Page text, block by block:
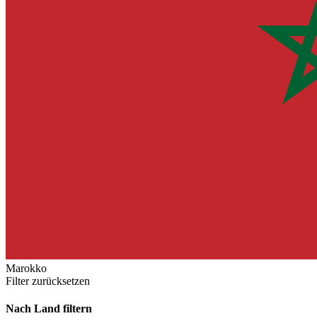
Marokko
Filter zurücksetzen
Nach Land filtern